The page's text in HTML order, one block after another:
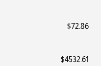
$72.86
$4532.61